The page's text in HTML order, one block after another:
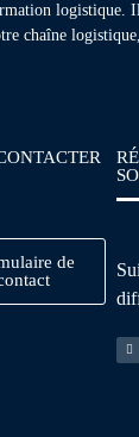
logistique.
chaîne
de